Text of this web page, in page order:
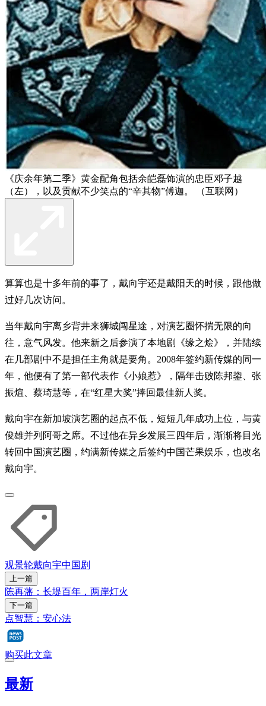
《庆余年第二季》黄金配角包括余皑磊饰演的忠臣邓子越
（左），以及贡献不少笑点的“辛其物”傅迦。 （互联网）
算算也是十多年前的事了，戴向宇还是戴阳天的时候，跟他做
过好几次访问。
当年戴向宇离乡背井来狮城闯星途，对演艺圈怀揣无限的向
往，意气风发。他来新之后参演了本地剧《缘之烩》，并陆续
在几部剧中不是担任主角就是要角。2008年签约新传媒的同一
年，他便有了第一部代表作《小娘惹》，隔年击败陈邦鋆、张
振煊、蔡琦慧等，在“红星大奖”捧回最佳新人奖。
戴向宇在新加坡演艺圈的起点不低，短短几年成功上位，与黄
俊雄并列阿哥之席。不过他在异乡发展三四年后，渐渐将目光
转回中国演艺圈，约满新传媒之后签约中国芒果娱乐，也改名
戴向宇。
观景轮戴向宇中国剧
上一篇
陈再藩：长堤百年，两岸灯火
下一篇
点智慧：安心法
购买此文章
最新